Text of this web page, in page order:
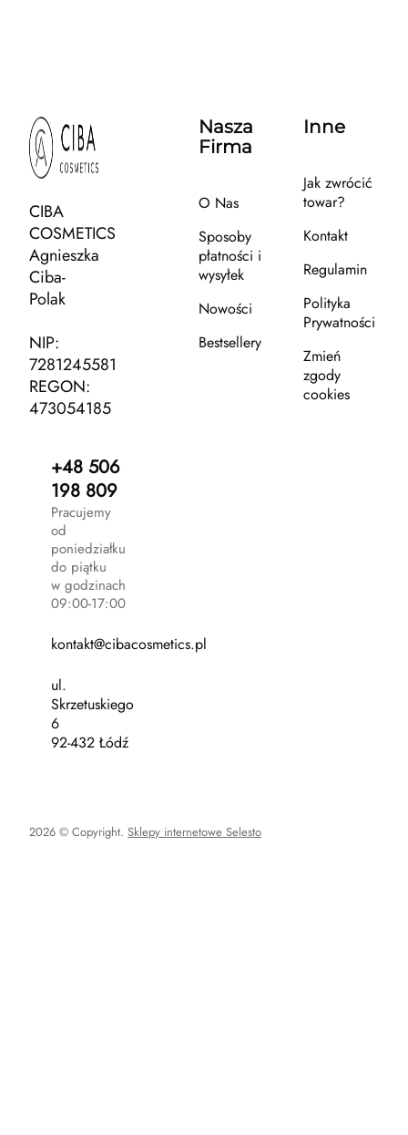
CIBA
COSMETICS
Agnieszka
Ciba-
Polak
NIP:
7281245581
REGON:
473054185
+48 506
198 809
Pracujemy
od
poniedziałku
do piątku
w godzinach
09:00-17:00
kontakt@cibacosmetics.pl
ul.
Skrzetuskiego
6
92-432 Łódź
Nasza
Firma
O Nas
Sposoby
płatności i
wysyłek
Nowości
Bestsellery
Inne
Jak zwrócić
towar?
Kontakt
Regulamin
Polityka
Prywatności
Zmień
zgody
cookies
2026 © Copyright. Sklepy internetowe Selesto